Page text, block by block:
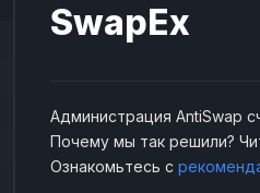
SwapEx
Администрация AntiSwap
Почему мы так решили?
Ознакомьтесь с